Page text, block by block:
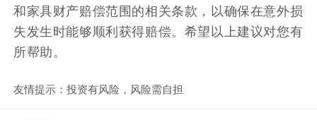
和家具财产赔偿范围的相关条款，以确保在意外损
失发生时能够顺利获得赔偿。希望以上建议对您有
所帮助。
友情提示：投资有风险，风险需自担